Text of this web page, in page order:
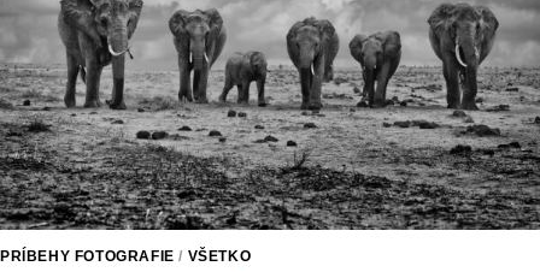
PRÍBEHY FOTOGRAFIE / VŠETKO